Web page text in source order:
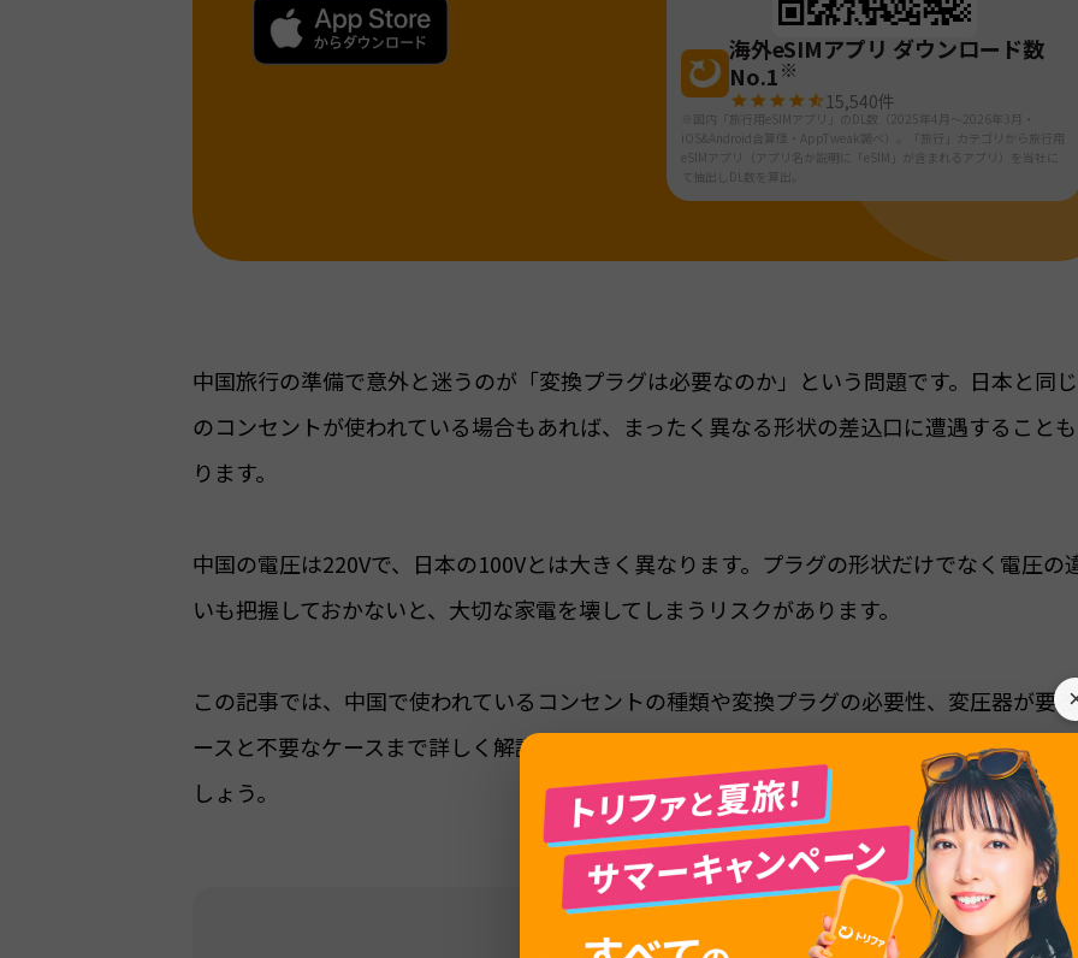
海外eSIMアプリ ダウンロード数
No.1※
15,540件
※国内「旅行用eSIMアプリ」のDL数（2025年4月～2026年3月・
iOS&Android合算値・AppTweak調べ）。「旅行」カテゴリから旅行用
eSIMアプリ（アプリ名か説明に「eSIM」が含まれるアプリ）を当社に
て抽出しDL数を算出。
中国旅行の準備で意外と迷うのが「変換プラグは必要なのか」という問題です。日本と同
のコンセントが使われている場合もあれば、まったく異なる形状の差込口に遭遇すること
ります。
中国の電圧は220Vで、日本の100Vとは大きく異なります。プラグの形状だけでなく電圧の
いも把握しておかないと、大切な家電を壊してしまうリスクがあります。
この記事では、中国で使われているコンセントの種類や変換プラグの必要性、変圧器が要
ースと不要なケースまで詳しく解説します。渡航前にチェックして、安心して旅行を楽しみ
しょう。